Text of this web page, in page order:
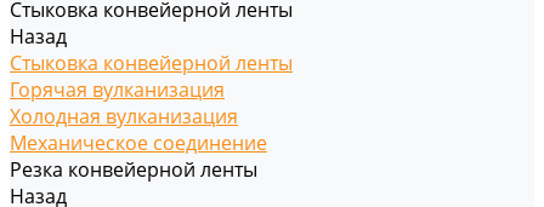
Стыковка конвейерной ленты
Назад
Стыковка конвейерной ленты
Горячая вулканизация
Холодная вулканизация
Механическое соединение
Резка конвейерной ленты
Назад